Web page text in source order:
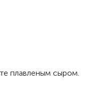
плавленым сыром.